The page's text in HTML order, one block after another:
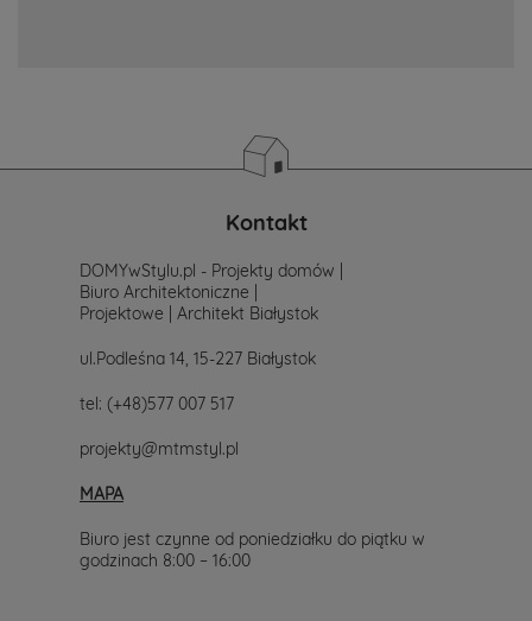
Kontakt
DOMYwStylu.pl - Projekty domów |
Biuro Architektoniczne |
Projektowe | Architekt Białystok
ul.Podleśna 14, 15-227 Białystok
tel: (+48)577 007 517
projekty@mtmstyl.pl
MAPA
Biuro jest czynne od poniedziałku do piątku w
godzinach 8:00 – 16:00